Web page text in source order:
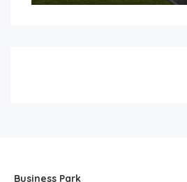
Business Park